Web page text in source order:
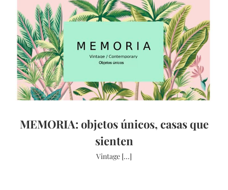
MEMORIA: objetos únicos, casas que
sienten
Vintage [...]